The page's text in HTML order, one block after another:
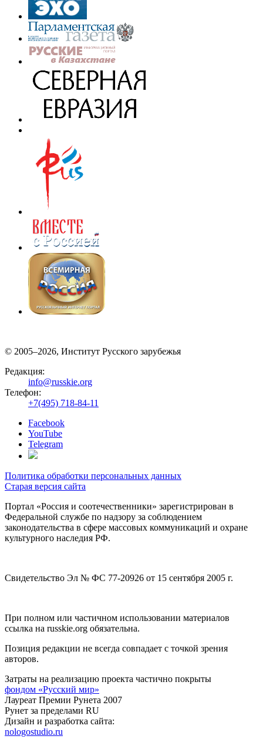
© 2005–2026, Институт Русского зарубежья
Редакция:
info@russkie.org
Телефон:
+7(495) 718-84-11
Facebook
YouTube
Telegram
Политика обработки персональных данных
Старая версия сайта
Портал «Россия и соотечественники» зарегистрирован в
Федеральной службе по надзору за соблюдением
законодательства в сфере массовых коммуникаций и охране
культурного наследия РФ.
Свидетельство Эл № ФС 77-20926 от 15 сентября 2005 г.
При полном или частичном использовании материалов
ссылка на russkie.org обязательна.
Позиция редакции не всегда совпадает с точкой зрения
авторов.
Затраты на реализацию проекта частично покрыты
фондом «Русский мир»
Лауреат Премии Рунета 2007
Рунет за пределами RU
Дизайн и разработка сайта:
nologostudio.ru